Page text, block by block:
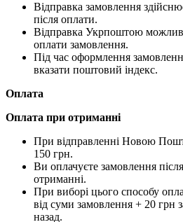
Відправка замовлення
після оплати.
Відправка Укрпоштою
оплати замовлення.
Під час оформлення
вказати поштовий індекс.
Оплата
Оплата при отриманні
При відправленні Новою
150 грн.
Ви оплачуєте замовлення
отриманні.
При виборі цього способу
від суми замовлення + 20 грн
назад.